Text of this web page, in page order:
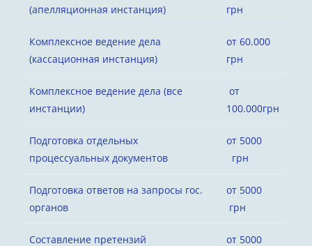
(апелляционная инстанция)
грн
Комплексное ведение дела
(кассационная инстанция)
от 60.000
грн
Комплексное ведение дела (все
инстанции)
от
100.000грн
Подготовка отдельных
процессуальных документов
от 5000
грн
Подготовка ответов на запросы гос.
органов
от 5000
грн
Составление претензий
от 5000